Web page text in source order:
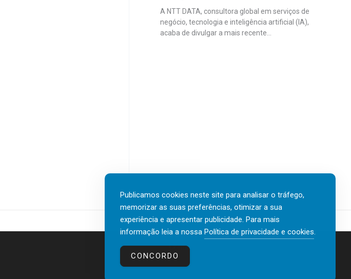
A NTT DATA, consultora global em serviços de
negócio, tecnologia e inteligência artificial (IA),
acaba de divulgar a mais recente...
Contactos
Publicamos cookies neste site para analisar o tráfego,
memorizar as suas preferências, otimizar a sua
experiência e apresentar publicidade. Para mais
informação leia a nossa Política de privacidade e cookies.
CONCORDO